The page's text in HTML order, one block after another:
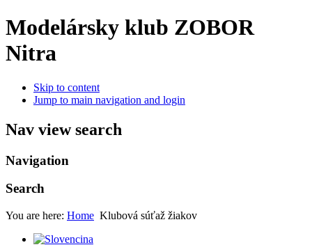
Modelársky klub ZOBOR
Nitra
Skip to content
Jump to main navigation and login
Nav view search
Navigation
Search
You are here: Home Klubová súťaž žiakov